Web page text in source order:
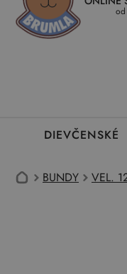
Kedy a ako dostanem
DIEVČENSKÉ
BUNDY VEL.